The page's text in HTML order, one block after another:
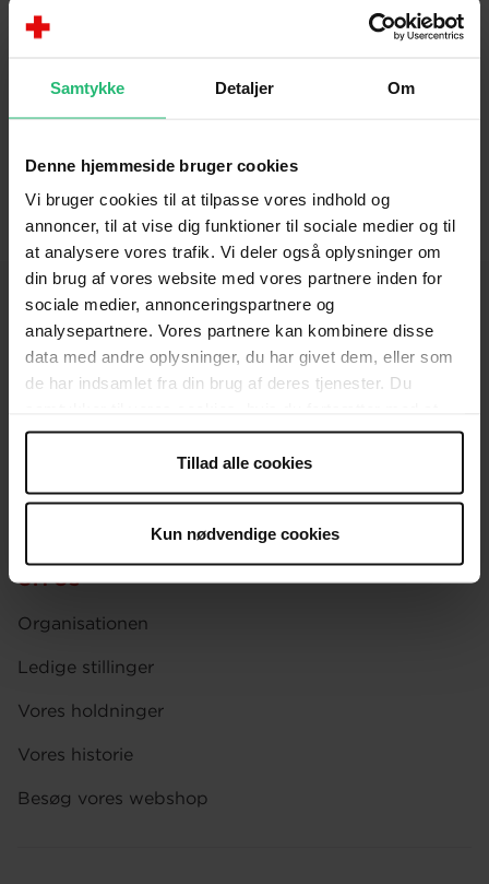
Samtykke Detaljer Om
Denne hjemmeside bruger cookies
Vi bruger cookies til at tilpasse vores indhold og
annoncer, til at vise dig funktioner til sociale medier og til
at analysere vores trafik. Vi deler også oplysninger om
din brug af vores website med vores partnere inden for
sociale medier, annonceringspartnere og
analysepartnere. Vores partnere kan kombinere disse
data med andre oplysninger, du har givet dem, eller som
de har indsamlet fra din brug af deres tjenester. Du
anvende vores hjemmeside.
Tillad alle cookies
Kun nødvendige cookies
hjemmeside kan du skabe dig et overblik over
afdelingens aktiviteter, komme i kontakt med den
genbrugsbutik og tøjcontainer nær dig.
KONTAKT
Afdelinger
Spørgsmål om donation og medlemskab
OM OS
Organisationen
Ledige stillinger
Vores holdninger
Vores historie
Besøg vores webshop